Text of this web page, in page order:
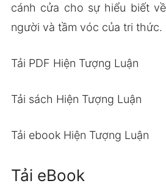
cánh cửa cho sự hiểu biết
người và tầm vóc của tri thức.
Tải PDF Hiện Tượng Luận
Tải sách Hiện Tượng Luận
Tải ebook Hiện Tượng Luận
Tải eBook